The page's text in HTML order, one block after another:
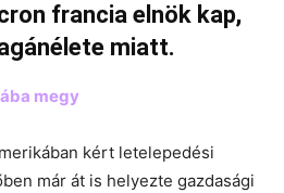
francia elnök kap,
miatt.
megy
kért letelepedési
már át is helyezte gazdasági